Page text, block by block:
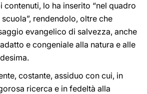
contenuti, lo ha inserito “nel quadro
rendendolo, oltre che
evangelico di salvezza, anche
e congeniale alla natura e alle
costante, assiduo con cui, in
ricerca e in fedeltà alla